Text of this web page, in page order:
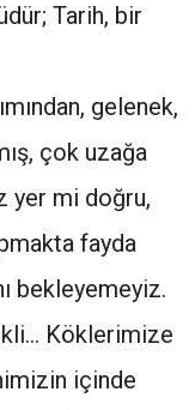
Tarih, bir
gelenek,
çok uzağa
yer mi doğru,
fayda
bekleyemeyiz.
Köklerimize
içinde